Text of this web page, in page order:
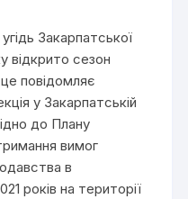
Закарпатської
відкрито сезон
повідомляє
у Закарпатській
до Плану
вимог
в
років на території